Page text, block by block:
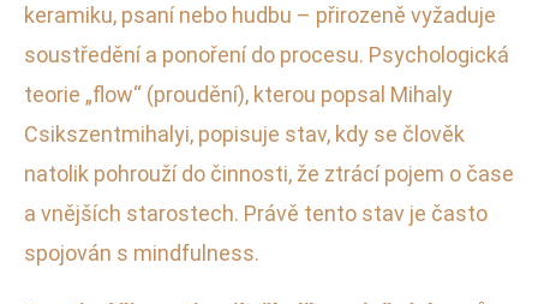
keramiku, psaní nebo hudbu – přirozeně vyžaduje
soustředění a ponoření do procesu. Psychologická
teorie „flow“ (proudění), kterou popsal Mihaly
Csikszentmihalyi, popisuje stav, kdy se člověk
natolik pohrouží do činnosti, že ztrácí pojem o čase
a vnějších starostech. Právě tento stav je často
spojován s mindfulness.